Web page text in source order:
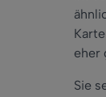
eher
Sie